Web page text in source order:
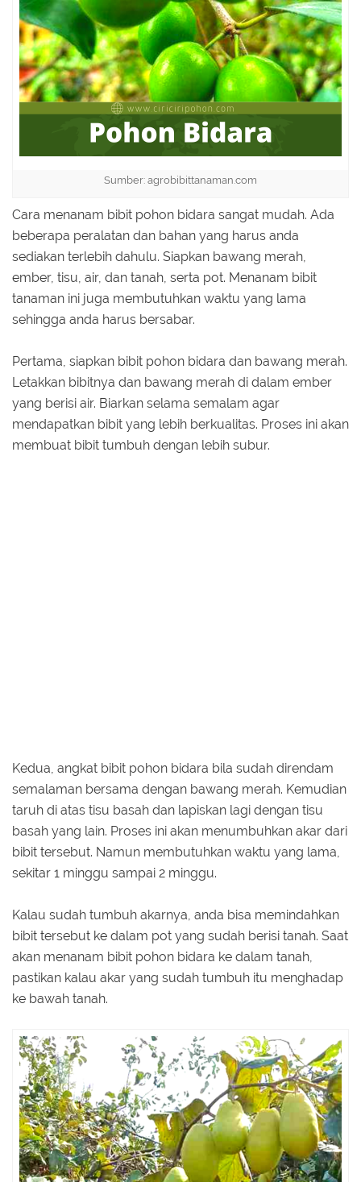
Sumber: agrobibittanaman.com
Cara menanam bibit pohon bidara sangat mudah. Ada
beberapa peralatan dan bahan yang harus anda
sediakan terlebih dahulu. Siapkan bawang merah,
ember, tisu, air, dan tanah, serta pot. Menanam bibit
tanaman ini juga membutuhkan waktu yang lama
sehingga anda harus bersabar.
Pertama, siapkan bibit pohon bidara dan bawang merah.
Letakkan bibitnya dan bawang merah di dalam ember
yang berisi air. Biarkan selama semalam agar
mendapatkan bibit yang lebih berkualitas. Proses ini akan
membuat bibit tumbuh dengan lebih subur.
Kedua, angkat bibit pohon bidara bila sudah direndam
semalaman bersama dengan bawang merah. Kemudian
taruh di atas tisu basah dan lapiskan lagi dengan tisu
basah yang lain. Proses ini akan menumbuhkan akar dari
bibit tersebut. Namun membutuhkan waktu yang lama,
sekitar 1 minggu sampai 2 minggu.
Kalau sudah tumbuh akarnya, anda bisa memindahkan
bibit tersebut ke dalam pot yang sudah berisi tanah. Saat
akan menanam bibit pohon bidara ke dalam tanah,
pastikan kalau akar yang sudah tumbuh itu menghadap
ke bawah tanah.